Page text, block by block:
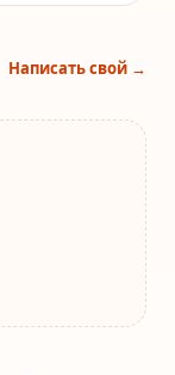
Написать свой →